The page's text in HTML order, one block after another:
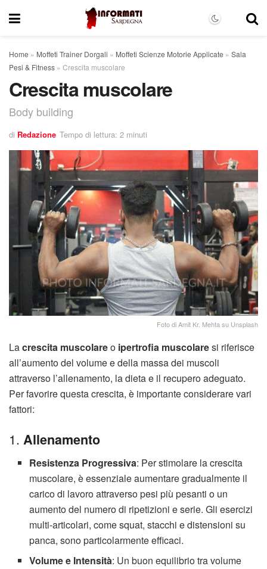
Home » Moffeti Trainer Dorgali » Moffeti Scienze Motorie Applicate » Sala
Pesi & Fitness » Crescita muscolare
Crescita muscolare
Body building
di Redazione Tempo di lettura: 2 minuti
Foto di Amit Kr. Mehta su Unsplash
Lacrescita muscolareo ipertrofia muscolaresi riferisce
all’aumento del volume e della massa dei muscoli
attraverso l’allenamento, la dieta e il recupero adeguato.
Per favorire questa crescita, è importante considerare vari
fattori:
1. Allenamento
Resistenza Progressiva: Per stimolare la crescita
muscolare, è essenziale aumentare gradualmente il
carico di lavoro attraverso pesi più pesanti o un
aumento del numero di ripetizioni e serie. Gli esercizi
multi-articolari, come squat, stacchi e distensioni su
panca, sono particolarmente efficaci.
Volume e Intensità: Un buon equilibrio tra volume